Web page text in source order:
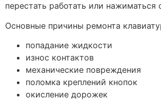
перестать работать или нажиматься
Основные причины ремонта
попадание жидкости
износ контактов
механические повреждения
поломка креплений кнопок
окисление дорожек